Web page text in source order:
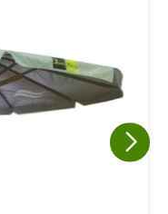
a proteger e respeitar
apenas para fins
preferências a